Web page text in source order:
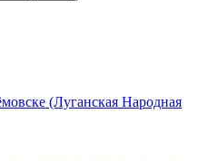
(Луганская Народная